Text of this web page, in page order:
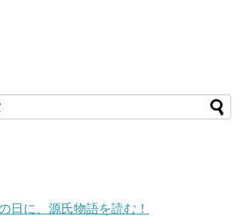
日に、源氏物語を読む！